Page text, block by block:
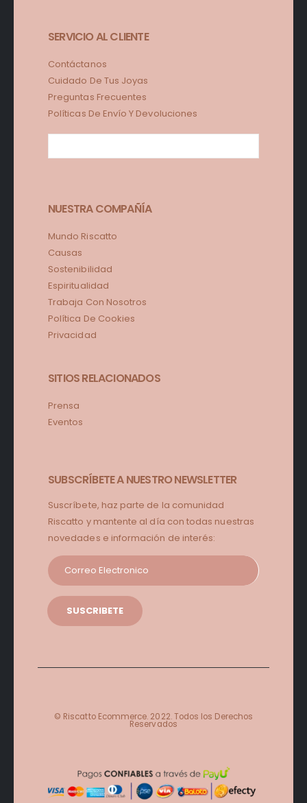
SERVICIO AL CLIENTE
Contáctanos
Cuidado De Tus Joyas
Preguntas Frecuentes
Políticas De Envío Y Devoluciones
NUESTRA COMPAÑÍA
Mundo Riscatto
Causas
Sostenibilidad
Espiritualidad
Trabaja Con Nosotros
Política De Cookies
Privacidad
SITIOS RELACIONADOS
Prensa
Eventos
SUBSCRÍBETE A NUESTRO NEWSLETTER
Suscríbete, haz parte de la comunidad
Riscatto y mantente al día con todas nuestras
novedades e información de interés:
© Riscatto Ecommerce. 2022. Todos los Derechos
Reservados